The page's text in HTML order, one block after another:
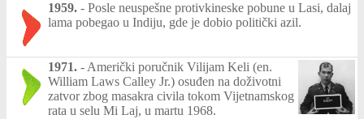
1959. - Posle neuspešne protivkineske pobune u Lasi, dalaj
lama pobegao u Indiju, gde je dobio politički azil.
1971. -Američki poručnik Vilijam Keli (en.
William Laws Calley Jr.) osuđen na doživotni
zatvor zbog masakra civila tokom Vijetnamskog
rata u selu Mi Laj, u martu 1968.